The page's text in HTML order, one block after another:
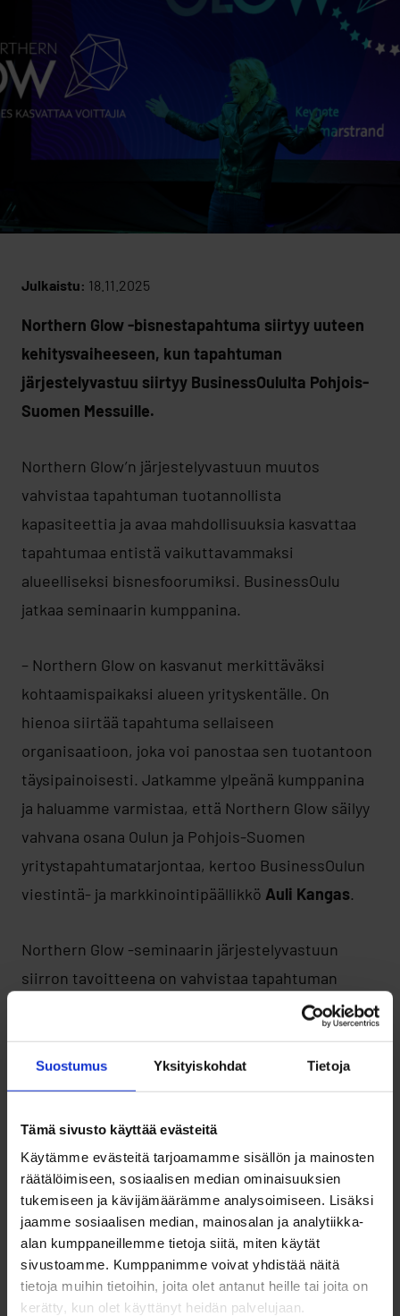
Suostumus Yksityiskohdat Tietoja
Tämä sivusto käyttää evästeitä
Käytämme evästeitä tarjoamamme sisällön ja mainosten
räätälöimiseen, sosiaalisen median ominaisuuksien
tukemiseen ja kävijämäärämme analysoimiseen. Lisäksi
jaamme sosiaalisen median, mainosalan ja analytiikka-
alan kumppaneillemme tietoja siitä, miten käytät
sivustoamme. Kumppanimme voivat yhdistää näitä
tietoja muihin tietoihin, joita olet antanut heille tai joita on
kerätty, kun olet käyttänyt heidän palvelujaan.
Julkaistu: 18.11.2025
Northern Glow -bisnestapahtuma siirtyy uuteen
kehitysvaiheeseen, kun tapahtuman
järjestelyvastuu siirtyy BusinessOululta Pohjois-
Suomen Messuille.
Northern Glow’n järjestelyvastuun muutos
vahvistaa tapahtuman tuotannollista
kapasiteettia ja avaa mahdollisuuksia kasvattaa
tapahtumaa entistä vaikuttavammaksi
alueelliseksi bisnesfoorumiksi. BusinessOulu
jatkaa seminaarin kumppanina.
– Northern Glow on kasvanut merkittäväksi
kohtaamispaikaksi alueen yrityskentälle. On
hienoa siirtää tapahtuma sellaiseen
organisaatioon, joka voi panostaa sen tuotantoon
täysipainoisesti. Jatkamme ylpeänä kumppanina
ja haluamme varmistaa, että Northern Glow säilyy
vahvana osana Oulun ja Pohjois-Suomen
yritystapahtumatarjontaa, kertoo BusinessOulun
viestintä- ja markkinointipäällikkö Auli Kangas.
Northern Glow -seminaarin järjestelyvastuun
siirron tavoitteena on vahvistaa tapahtuman
resursseja ja kokeneen tapahtumaorganisaation
osaamista, mikä mahdollistaa tapahtuman
kehittämisen entistä vaikuttavammaksi
kokonaisuudeksi. Samalla yhteistyö alueen
toimijoiden välillä syvenee ja Northern Glow’n rooli
pohjoisen yrityskentän keskeisenä foorumina
vahvistuu.
– Odotamme innolla mahdollisuutta kehittää